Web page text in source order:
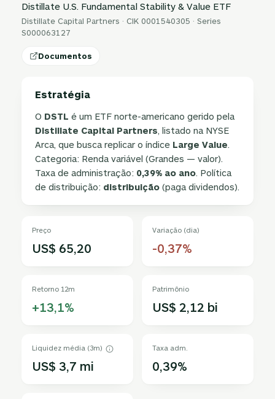
Distillate U.S. Fundamental Stability & Value ETF
Distillate Capital Partners · CIK 0001540305 · Series
S000063127
Documentos
Estratégia
O DSTL é um ETF norte-americano gerido pela
Distillate Capital Partners, listado na NYSE
Arca, que busca replicar o índice Large Value.
Categoria: Renda variável (Grandes — valor).
Taxa de administração: 0,39% ao ano. Política
de distribuição: distribuição (paga dividendos).
Preço
US$ 65,20
Variação (dia)
-0,37%
Retorno 12m
+13,1%
Patrimônio
US$ 2,12 bi
Liquidez média (3m)
US$ 3,7 mi
Taxa adm.
0,39%